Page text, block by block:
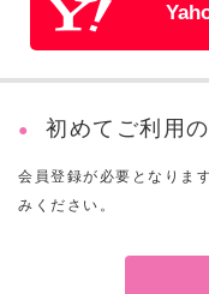
初めてご利用
会員登録が必要となりま
みください。